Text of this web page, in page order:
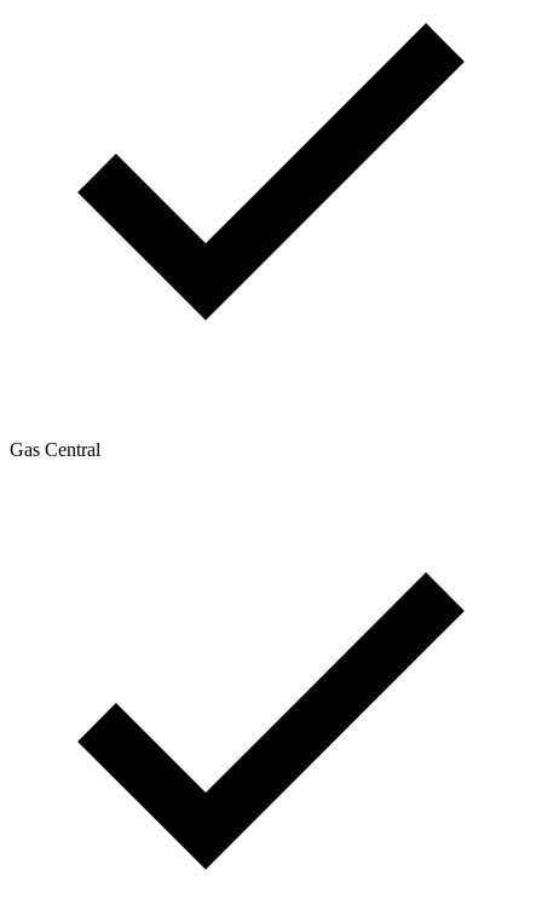
Gas Central